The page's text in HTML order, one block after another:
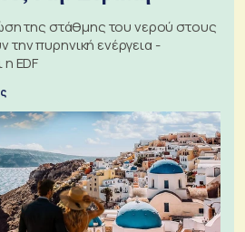
της στάθμης του νερού στους
πυρηνική ενέργεια -
EDF